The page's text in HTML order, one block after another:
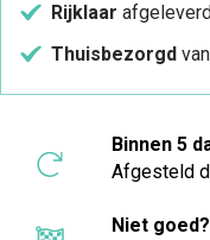
Rijklaar
Thuisbezorgd
Binnen 5
Afgesteld
Niet